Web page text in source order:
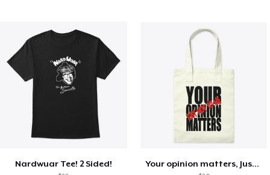
Nardwuar Tee! 2 Sided! Your opinion matters, Just not to me!